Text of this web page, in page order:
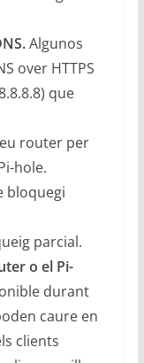
Algunos
over HTTPS
que
router per
hole.
bloquegi
parcial.
o el Pi-
durant
caure en
clients